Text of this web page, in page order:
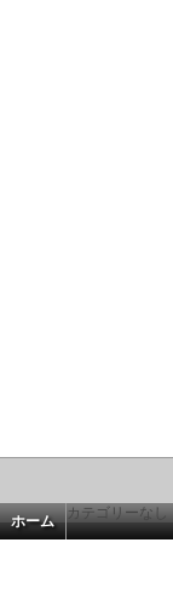
ホーム カテゴリーなし